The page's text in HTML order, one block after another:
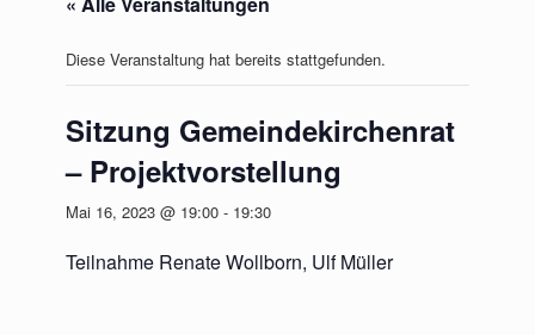
Diese Veranstaltung hat bereits stattgefunden.
Sitzung Gemeindekirchenrat
– Projektvorstellung
Mai 16, 2023 @ 19:00 - 19:30
Teilnahme Renate Wollborn, Ulf Müller